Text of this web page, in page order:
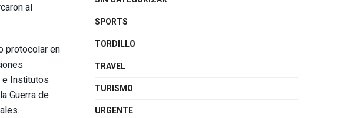
al
protocolar en
e Institutos
Guerra de
SPORTS
TORDILLO
TRAVEL
TURISMO
URGENTE